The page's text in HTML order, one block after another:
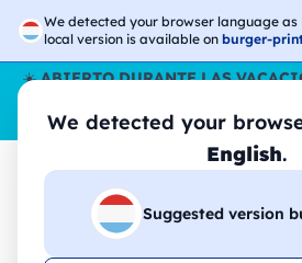
We detected your browser language as
local version is available on burger-
We detected your
English.
Suggested version
☀️ABIERTO DURANTE LAS
pedidos durante todo el verano,
😎🌴
🔎